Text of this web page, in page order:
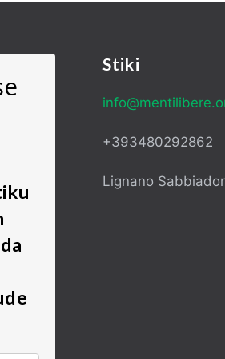
Stiki
+393480292862
Lignano